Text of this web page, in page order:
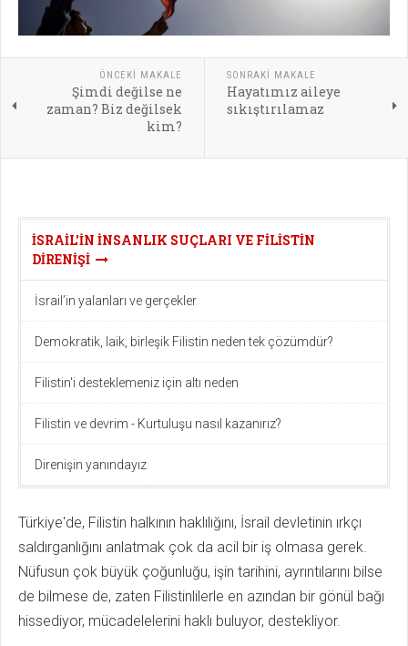
ÖNCEKI MAKALE
Şimdi değilse ne
zaman? Biz değilsek
kim?
SONRAKI MAKALE
Hayatımız aileye
sıkıştırılamaz
İSRAIL'IN INSANLIK SUÇLARI VE FILISTIN
DIRENIŞI
İsrail’in yalanları ve gerçekler
Demokratik, laik, birleşik Filistin neden tek çözümdür?
Filistin'i desteklemeniz için altı neden
Filistin ve devrim - Kurtuluşu nasıl kazanırız?
Direnişin yanındayız
Türkiye'de, Filistin halkının haklılığını, İsrail devletinin ırkçı
saldırganlığını anlatmak çok da acil bir iş olmasa gerek.
Nüfusun çok büyük çoğunluğu, işin tarihini, ayrıntılarını bilse
de bilmese de, zaten Filistinlilerle en azından bir gönül bağı
hissediyor, mücadelelerini haklı buluyor, destekliyor.